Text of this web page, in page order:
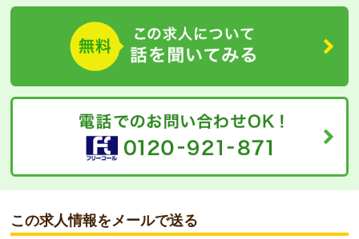
この求人情報をメールで送る